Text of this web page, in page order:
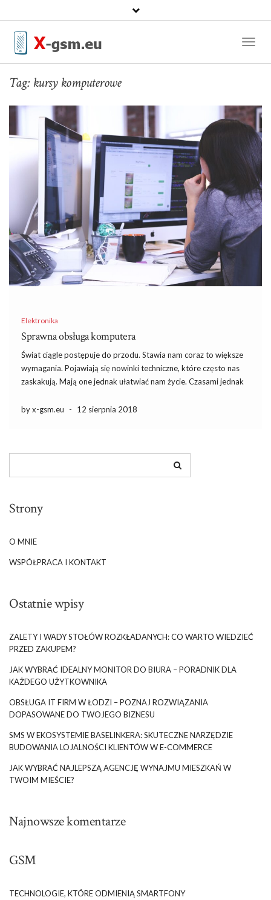
Tag: kursy komputerowe
Elektronika
Sprawna obsługa komputera
Świat ciągle postępuje do przodu. Stawia nam coraz to większe
wymagania. Pojawiają się nowinki techniczne, które często nas
zaskakują. Mają one jednak ułatwiać nam życie. Czasami jednak
nauczyć, albo do tego przyzwyczaić. Fakt, że są […]
by x-gsm.eu - 12 sierpnia 2018
Strony
O MNIE
WSPÓŁPRACA I KONTAKT
Ostatnie wpisy
ZALETY I WADY STOŁÓW ROZKŁADANYCH: CO WARTO WIEDZIEĆ
PRZED ZAKUPEM?
JAK WYBRAĆ IDEALNY MONITOR DO BIURA – PORADNIK DLA
KAŻDEGO UŻYTKOWNIKA
OBSŁUGA IT FIRM W ŁODZI – POZNAJ ROZWIĄZANIA
DOPASOWANE DO TWOJEGO BIZNESU
SMS W EKOSYSTEMIE BASELINKERA: SKUTECZNE NARZĘDZIE
BUDOWANIA LOJALNOŚCI KLIENTÓW W E-COMMERCE
JAK WYBRAĆ NAJLEPSZĄ AGENCJĘ WYNAJMU MIESZKAŃ W
TWOIM MIEŚCIE?
Najnowsze komentarze
GSM
TECHNOLOGIE, KTÓRE ODMIENIĄ SMARTFONY